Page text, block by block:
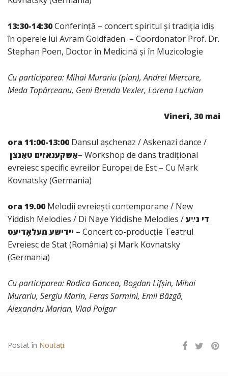
13:30-14:30Conferință – concert spiritul și tradiția idiș
în operele lui Avram Goldfaden – Coordonator Prof. Dr.
Stephan Poen, Doctor în Medicină și în Muzicologie
Cu participarea: Mihai Murariu (pian), Andrei Miercure,
Meda Topârceanu, Geni Brenda Vexler, Lorena Luchian
Vineri, 30 mai
ora 11:00-13:00 Dansul așchenaz / Askenazi dance /
אַשקענאזים טאַנצן– Workshop de dans tradițional
evreiesc specific evreilor Europei de Est – Cu Mark
Kovnatsky (Germania)
ora 19.00 Melodii evreiești contemporane / New
Yiddish Melodies / Di Naye Yiddishe Melodies /די נײַע
יידישע מעלאָדיעס – Concert co-producție Teatrul
Evreiesc de Stat (România) și Mark Kovnatsky
(Germania)
Cu participarea: Rodica Gancea, Bogdan Lifșin, Mihai
Murariu, Sergiu Marin, Feras Sarmini, Emil Bâzgă,
Alexandru Marian, Vlad Polgar
Postat în Noutați.